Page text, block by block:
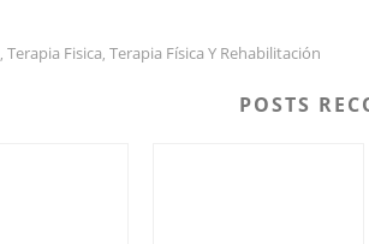
, Terapia Fisica, Terapia Física Y Rehabilitación
POSTS